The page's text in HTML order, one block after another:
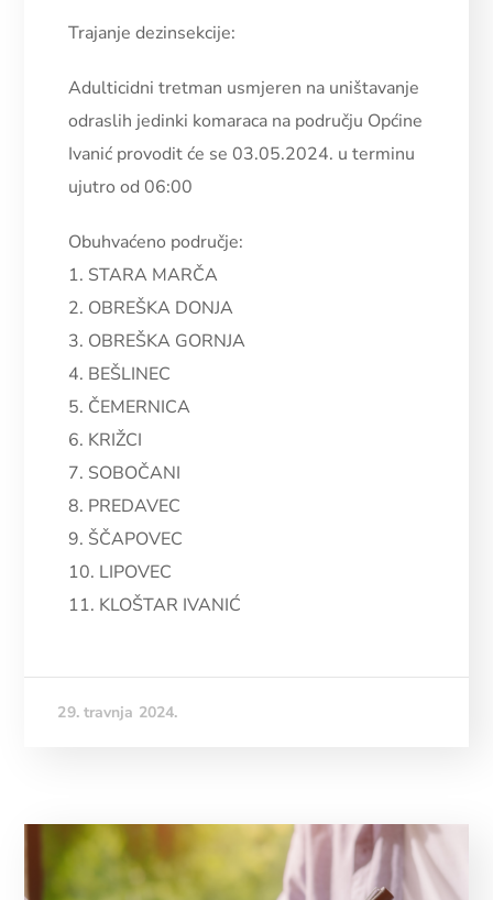
Trajanje dezinsekcije:
Adulticidni tretman usmjeren na uništavanje
odraslih jedinki komaraca na području Općine
Ivanić provodit će se 03.05.2024. u terminu
ujutro od 06:00
Obuhvaćeno područje:
1. STARA MARČA
2. OBREŠKA DONJA
3. OBREŠKA GORNJA
4. BEŠLINEC
5. ČEMERNICA
6. KRIŽCI
7. SOBOČANI
8. PREDAVEC
9. ŠČAPOVEC
10. LIPOVEC
11. KLOŠTAR IVANIĆ
29. travnja 2024.